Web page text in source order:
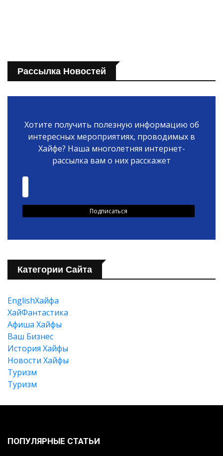
Рассылка Новостей
Хотите получить полезную информацию об
интересных мероприятиях, проводимых в
Хайфе? Наша многолетняя интернет-
рассылка вам о них расскажет
Категории Сайта
EnglishХайфа
XайФантастика
Афиша Хайфы
Ваш Бизнес
История Хайфы
Новости Хайфы
Туризм
Туризм
ПОПУЛЯРНЫЕ СТАТЬИ